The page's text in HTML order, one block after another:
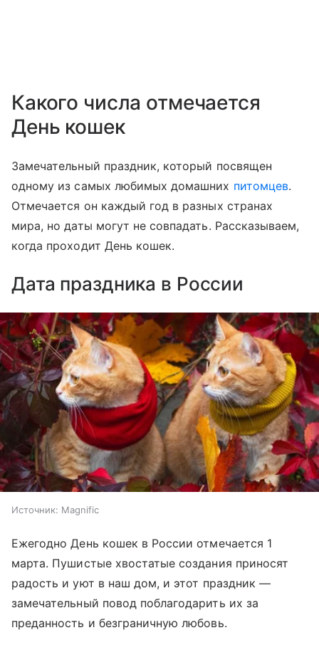
Какого числа отмечается
День кошек
Замечательный праздник, который посвящен
одному из самых любимых домашних питомцев.
Отмечается он каждый год в разных странах
мира, но даты могут не совпадать. Рассказываем,
когда проходит День кошек.
Дата праздника в России
Источник: Magnific
Ежегодно День кошек в России отмечается 1
марта. Пушистые хвостатые создания приносят
радость и уют в наш дом, и этот праздник —
замечательный повод поблагодарить их за
преданность и безграничную любовь.